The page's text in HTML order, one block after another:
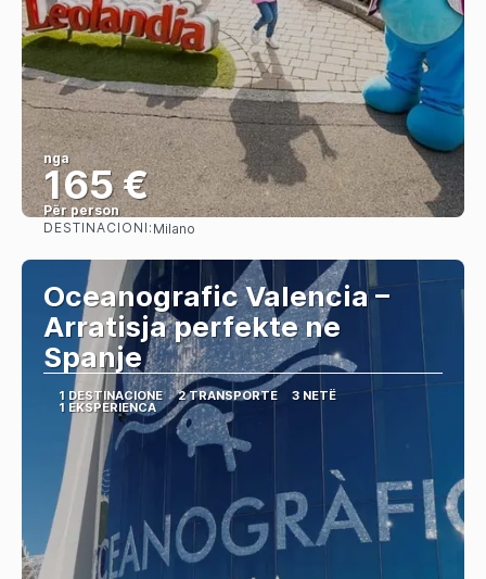
nga
165 €
Për person
DESTINACIONI: Milano
Oceanografic Valencia –
Arratisja perfekte ne
Spanje
1 DESTINACIONE 2 TRANSPORTE 3 NETË
1 EKSPERIENCA